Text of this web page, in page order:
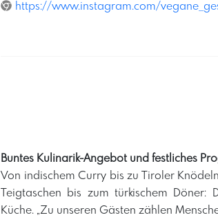
https://www.instagram.com/
Buntes Kulinarik-Angebot und festliches
Von indischem Curry bis zu Tiroler
Teigtaschen bis zum türkischem
Küche. „Zu unseren Gästen zählen